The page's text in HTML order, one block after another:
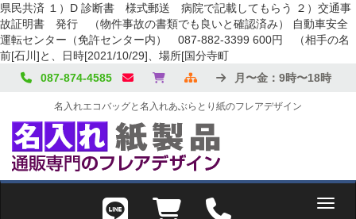
県民共済 １）D 診断書 様式郵送 病院で記載してもらう ２）交通事
故証明書 発行 （物件事故の書類でも良いと確認済み） 自動車安全
運転センター（免許センター内） 087-882-3399 600円 （相手の名
前[石川]と、日時[2021/10/29]、場所[国分寺町
087-874-4585
月〜金：9時〜18時
名入れエコバッグと名入れあぶらとり紙のフレアデザイン